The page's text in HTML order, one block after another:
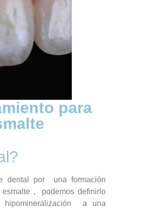
para
dental por una formación
, podemos definirlo
a una